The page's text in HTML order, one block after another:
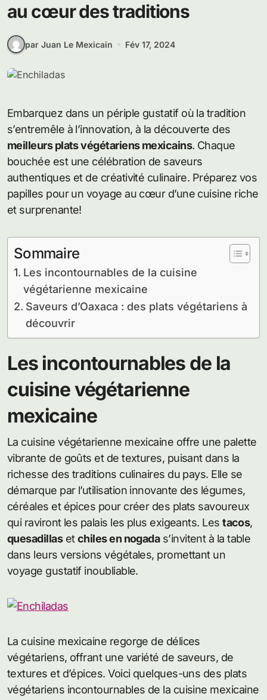
au cœur des traditions
par Juan Le Mexicain Fév 17, 2024
Embarquez dans un périple gustatif où la tradition
s’entremêle à l’innovation, à la découverte des
meilleurs plats végétariens mexicains. Chaque
bouchée est une célébration de saveurs
authentiques et de créativité culinaire. Préparez vos
papilles pour un voyage au cœur d’une cuisine riche
et surprenante!
Sommaire
Les incontournables de la cuisine
végétarienne mexicaine
Saveurs d’Oaxaca : des plats végétariens à
découvrir
Les incontournables de la
cuisine végétarienne
mexicaine
La cuisine végétarienne mexicaine offre une palette
vibrante de goûts et de textures, puisant dans la
richesse des traditions culinaires du pays. Elle se
démarque par l’utilisation innovante des légumes,
céréales et épices pour créer des plats savoureux
qui raviront les palais les plus exigeants. Lestacos,
quesadillasetchiles en nogadas’invitent à la table
dans leurs versions végétales, promettant un
voyage gustatif inoubliable.
La cuisine mexicaine regorge de délices
végétariens, offrant une variété de saveurs, de
textures et d’épices. Voici quelques-uns des plats
végétariens incontournables de la cuisine mexicaine